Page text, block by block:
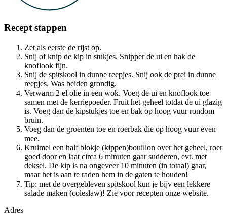
Recept stappen
Zet als eerste de rijst op.
Snij of knip de kip in stukjes. Snipper de ui en hak de
knoflook fijn.
Snij de spitskool in dunne reepjes. Snij ook de prei in dunne
reepjes. Was beiden grondig.
Verwarm 2 el olie in een wok. Voeg de ui en knoflook toe
samen met de kerriepoeder. Fruit het geheel totdat de ui glazig
is. Voeg dan de kipstukjes toe en bak op hoog vuur rondom
bruin.
Voeg dan de groenten toe en roerbak die op hoog vuur even
mee.
Kruimel een half blokje (kippen)bouillon over het geheel, roer
goed door en laat circa 6 minuten gaar sudderen, evt. met
deksel. De kip is na ongeveer 10 minuten (in totaal) gaar,
maar het is aan te raden hem in de gaten te houden!
Tip: met de overgebleven spitskool kun je bijv een lekkere
salade maken (coleslaw)! Zie voor recepten onze website.
Adres